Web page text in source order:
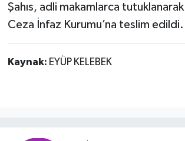
Şahıs, adli makamlarca
Ceza İnfaz Kurumu’na teslim edildi.
Kaynak: EYÜP KELEBEK